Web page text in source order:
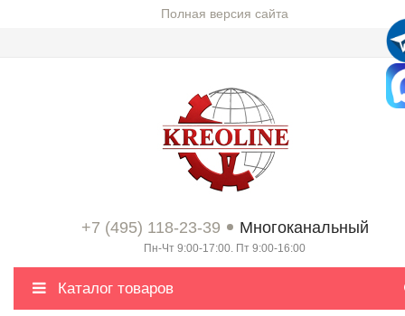
Полная версия сайта
+7 (495) 118-23-39 Многоканальный
Пн-Чт 9:00-17:00. Пт 9:00-16:00
Каталог товаров